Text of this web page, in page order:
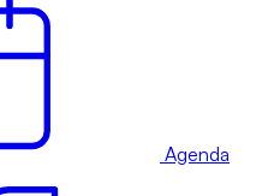
Agenda